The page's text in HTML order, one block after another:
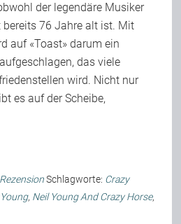
der legendäre Musiker
bereits 76 Jahre alt ist. Mit
auf «Toast» darum ein
das viele
wird. Nicht nur
es auf der Scheibe,
Schlagworte: Crazy
, Neil Young And Crazy Horse,